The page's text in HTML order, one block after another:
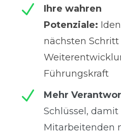
N
Ihre wahren
Potenziale:
nächsten
Führungskraft
N Mehr
Schlüssel, damit
Mitarbeitenden